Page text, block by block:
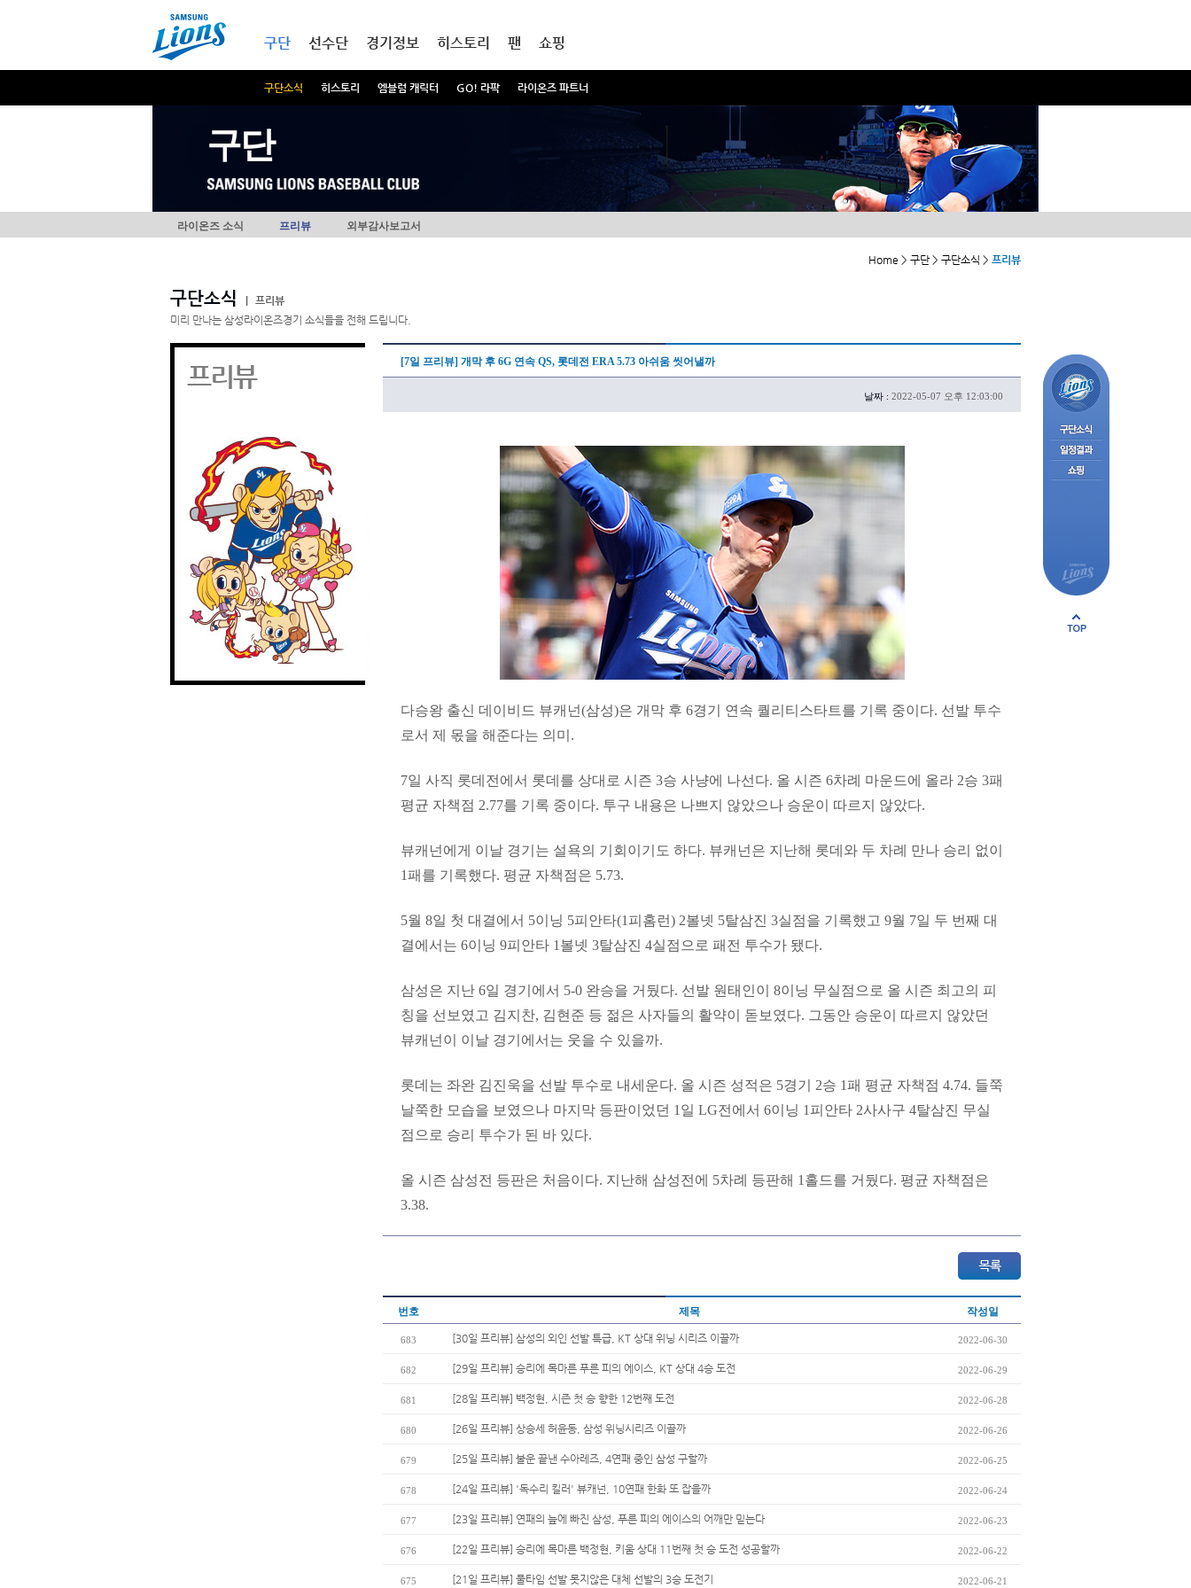
구단
구단소식 히스토리 엠블럼 캐릭터 GO! 라팍 라이온즈 파트너
선수단 경기정보 히스토리 팬 쇼핑
구단
라이온즈 소식 프리뷰 외부감사보고서
Home > 구단 > 구단소식 > 프리뷰
구단소식
프리뷰
미리 만나는 삼성라이온즈경기 소식들을 전해 드립니다.
프리뷰 [7일 프리뷰] 개막 후 6G 연속 QS, 롯데전 ERA 5.73 아쉬움 씻어낼까
날짜 : 2022-05-07 오후 12:03:00
다승왕 출신 데이비드 뷰캐넌(삼성)은 개막 후 6경기 연속 퀄리티스타트를 기록 중이다. 선발 투수
로서 제 몫을 해준다는 의미.
7일 사직 롯데전에서 롯데를 상대로 시즌 3승 사냥에 나선다. 올 시즌 6차례 마운드에 올라 2승 3패
평균 자책점 2.77를 기록 중이다. 투구 내용은 나쁘지 않았으나 승운이 따르지 않았다.
뷰캐넌에게 이날 경기는 설욕의 기회이기도 하다. 뷰캐넌은 지난해 롯데와 두 차례 만나 승리 없이
1패를 기록했다. 평균 자책점은 5.73.
5월 8일 첫 대결에서 5이닝 5피안타(1피홈런) 2볼넷 5탈삼진 3실점을 기록했고 9월 7일 두 번째 대
결에서는 6이닝 9피안타 1볼넷 3탈삼진 4실점으로 패전 투수가 됐다.
삼성은 지난 6일 경기에서 5-0 완승을 거뒀다. 선발 원태인이 8이닝 무실점으로 올 시즌 최고의 피
칭을 선보였고 김지찬, 김현준 등 젊은 사자들의 활약이 돋보였다. 그동안 승운이 따르지 않았던
뷰캐넌이 이날 경기에서는 웃을 수 있을까.
롯데는 좌완 김진욱을 선발 투수로 내세운다. 올 시즌 성적은 5경기 2승 1패 평균 자책점 4.74. 들쭉
날쭉한 모습을 보였으나 마지막 등판이었던 1일 LG전에서 6이닝 1피안타 2사사구 4탈삼진 무실
점으로 승리 투수가 된 바 있다.
올 시즌 삼성전 등판은 처음이다. 지난해 삼성전에 5차례 등판해 1홀드를 거뒀다. 평균 자책점은
3.38.
번호 제목 작성일
683 [30일 프리뷰] 삼성의 외인 선발 특급, KT 상대 위닝 시리즈 이끌까 2022-06-30
682 [29일 프리뷰] 승리에 목마른 푸른 피의 에이스, KT 상대 4승 도전 2022-06-29
681 [28일 프리뷰] 백정현, 시즌 첫 승 향한 12번째 도전 2022-06-28
680 [26일 프리뷰] 상승세 허윤동, 삼성 위닝시리즈 이끌까 2022-06-26
679 [25일 프리뷰] 불운 끝낸 수아레즈, 4연패 중인 삼성 구할까 2022-06-25
678 [24일 프리뷰] '독수리 킬러' 뷰캐넌, 10연패 한화 또 잡을까 2022-06-24
677 [23일 프리뷰] 연패의 늪에 빠진 삼성, 푸른 피의 에이스의 어깨만 믿는다 2022-06-23
676 [22일 프리뷰] 승리에 목마른 백정현, 키움 상대 11번째 첫 승 도전 성공할까 2022-06-22
675 [21일 프리뷰] 풀타임 선발 못지않은 대체 선발의 3승 도전기 2022-06-21